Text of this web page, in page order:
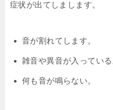
症状が出てしまします。
音が割れてします。
雑音や異音が入っている
何も音が鳴らない。